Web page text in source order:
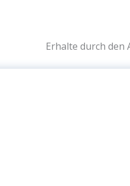
Erhalte durch den